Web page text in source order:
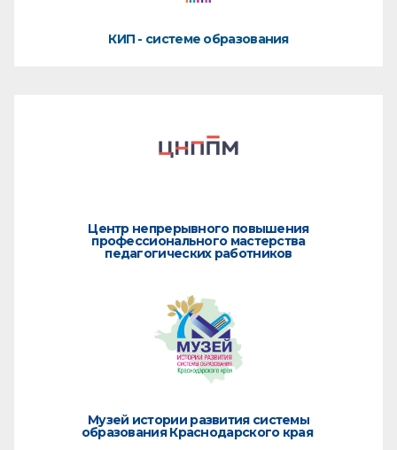
КИП - системе образования
Центр непрерывного повышения
профессионального мастерства
педагогических работников
Музей истории развития системы
образования Краснодарского края